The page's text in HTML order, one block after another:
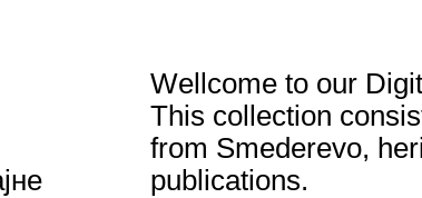
Wellcome to our
This collection
from Smederevo,
publications.